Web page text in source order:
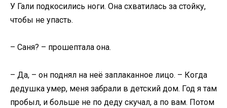
У Гали подкосились ноги. Она схватилась за стойку,
чтобы не упасть.
– Саня? – прошептала она.
– Да, – он поднял на неё заплаканное лицо. – Когда
дедушка умер, меня забрали в детский дом. Год я там
пробыл, и больше не по деду скучал, а по вам. Потом